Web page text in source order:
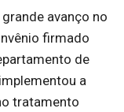
avanço no
firmado
de
a
tratamento